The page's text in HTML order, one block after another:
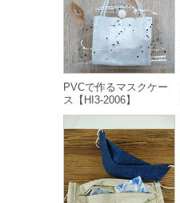
PVCで作るマスクケー
ス【HI3-2006】